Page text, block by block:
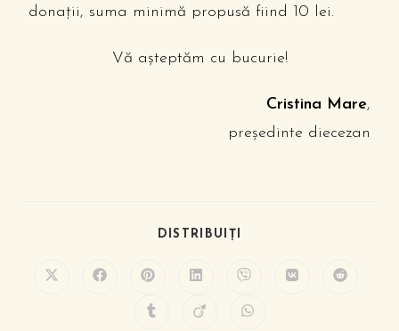
donaţii, suma minimă propusă fiind 10 lei.
Vă aşteptăm cu bucurie!
Cristina Mare,
preşedinte diecezan
DISTRIBUIȚI